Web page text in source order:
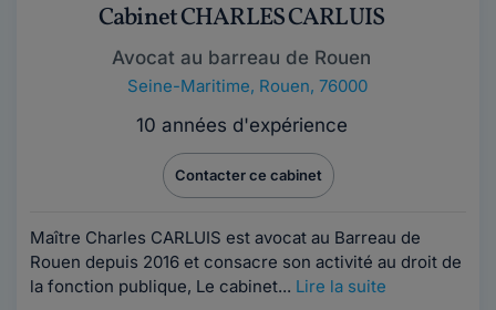
Cabinet CHARLES CARLUIS
Avocat au barreau de Rouen
Seine-Maritime, Rouen, 76000
10 années d'expérience
Contacter ce cabinet
Maître Charles CARLUIS est avocat au Barreau de
Rouen depuis 2016 et consacre son activité au droit de
la fonction publique, Le cabinet... Lire la suite